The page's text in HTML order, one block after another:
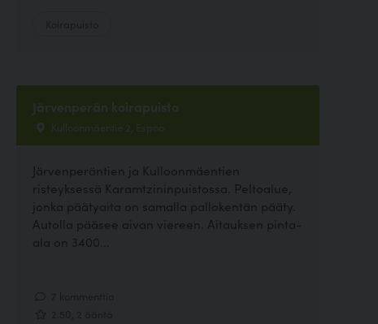
Järvenperän koirapuisto
Kulloonmäentie 2, Espoo
Järvenperäntien ja Kulloonmäentien
risteyksessä Karamtzininpuistossa. Peltoalue,
jonka päätyaita on samalla pallokentän pääty.
Autolla pääsee aivan viereen. Aitauksen pinta-
ala on 3400...